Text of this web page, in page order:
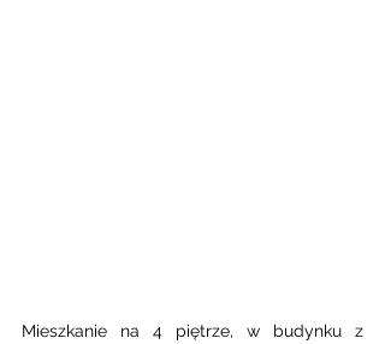
Mieszkanie na 4 piętrze, w budynku z